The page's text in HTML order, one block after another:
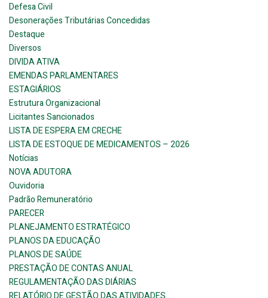
Defesa Civil
Desonerações Tributárias Concedidas
Destaque
Diversos
DIVIDA ATIVA
EMENDAS PARLAMENTARES
ESTAGIÁRIOS
Estrutura Organizacional
Licitantes Sancionados
LISTA DE ESPERA EM CRECHE
LISTA DE ESTOQUE DE MEDICAMENTOS – 2026
Notícias
NOVA ADUTORA
Ouvidoria
Padrão Remuneratório
PARECER
PLANEJAMENTO ESTRATÉGICO
PLANOS DA EDUCAÇÃO
PLANOS DE SAÚDE
PRESTAÇÃO DE CONTAS ANUAL
REGULAMENTAÇÃO DAS DIÁRIAS